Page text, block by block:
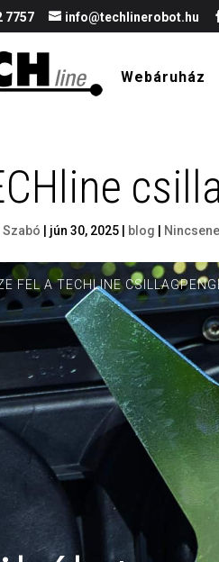
7757 info@techlinerobot.hu
Webáruház
Szabó jún 30, 2025 blog
FEL A TECHLINE